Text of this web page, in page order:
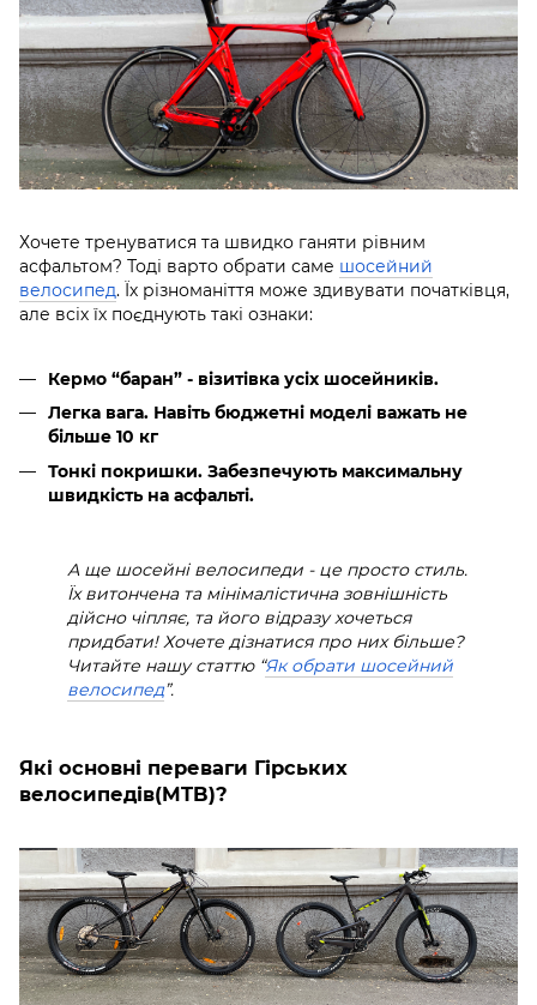
Хочете тренуватися та швидко ганяти рівним
асфальтом? Тоді варто обрати саме шосейний
велосипед. Їх різноманіття може здивувати початківця,
але всіх їх поєднують такі ознаки:
Кермо “баран” - візитівка усіх шосейників.
Легка вага. Навіть бюджетні моделі важать не
більше 10 кг
Тонкі покришки. Забезпечують максимальну
швидкість на асфальті.
А ще шосейні велосипеди - це просто стиль.
Їх витончена та мінімалістична зовнішність
дійсно чіпляє, та його відразу хочеться
придбати! Хочете дізнатися про них більше?
Читайте нашу статтю “Як обрати шосейний
велосипед”.
Які основні переваги Гірських
велосипедів(MTB)?